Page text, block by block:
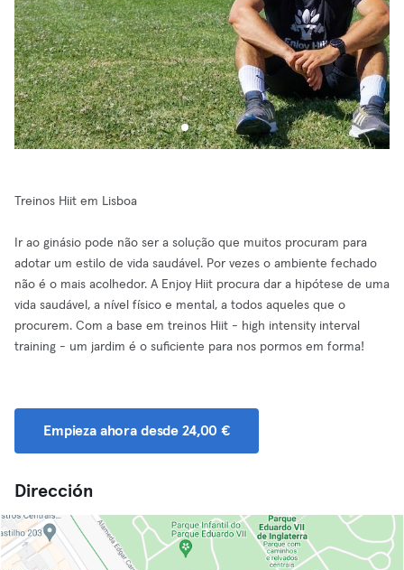
Treinos Hiit em Lisboa
Ir ao ginásio pode não ser a solução que muitos procuram para
adotar um estilo de vida saudável. Por vezes o ambiente fechado
não é o mais acolhedor. A Enjoy Hiit procura dar a hipótese de uma
vida saudável, a nível físico e mental, a todos aqueles que o
procurem. Com a base em treinos Hiit - high intensity interval
training - um jardim é o suficiente para nos pormos em forma!
Empieza ahora desde 24,00 €
Dirección